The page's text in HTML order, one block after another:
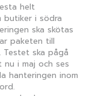
helt
butiker i södra
ska skötas
paketen till
Testet ska pågå
i maj och ses
hanteringen inom